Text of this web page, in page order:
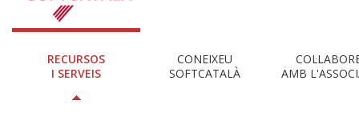
RECURSOS
I SERVEIS
CONEIXEU
SOFTCATALÀ
AMB